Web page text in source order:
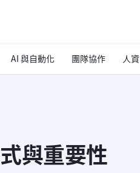
AI 與自動化 團隊協作 人
與重要性